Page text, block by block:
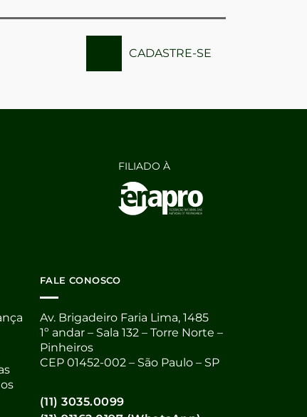
CADASTRE-SE
FILIADO À
FALE CONOSCO
Av. Brigadeiro Faria Lima, 1485
1º andar – Sala 132 – Torre Norte –
Pinheiros
CEP 01452-002 – São Paulo – SP
(11) 3035.0099